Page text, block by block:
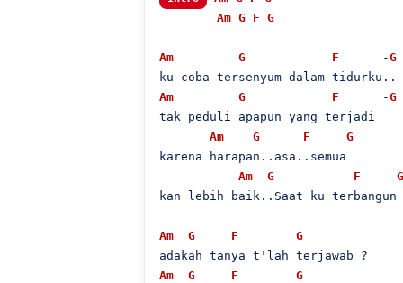
Am G F G
Am G F
      -
G
Am
G F
      -
G
tak peduli apapun yang terjadi
Am
G F
G
karena harapan..asa..semua
Am
G F
G
kan lebih baik..Saat ku terbangun
Am G F
G
Am
G F
G